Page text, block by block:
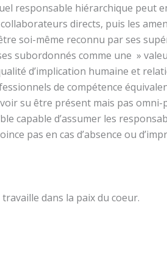
responsable hiérarchique peut
directs, puis les
soi-même reconnu par ses
subordonnés comme une »
d’implication humaine et
de compétence
su être présent mais pas
capable d’assumer les
pas en cas d’absence ou
dans la paix du coeur.